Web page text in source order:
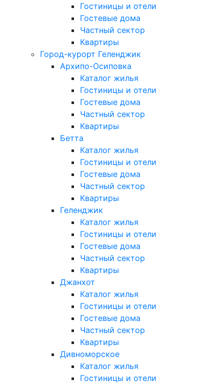
Гостиницы и отели
Гостевые дома
Частный сектор
Квартиры
Город-курорт Геленджик
Архипо-Осиповка
Каталог жилья
Гостиницы и отели
Гостевые дома
Частный сектор
Квартиры
Бетта
Каталог жилья
Гостиницы и отели
Гостевые дома
Частный сектор
Квартиры
Геленджик
Каталог жилья
Гостиницы и отели
Гостевые дома
Частный сектор
Квартиры
Джанхот
Каталог жилья
Гостиницы и отели
Гостевые дома
Частный сектор
Квартиры
Дивноморское
Каталог жилья
Гостиницы и отели